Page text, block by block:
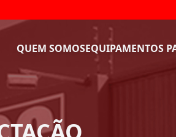
QUEM SOMOSEQUIPAMENTOS